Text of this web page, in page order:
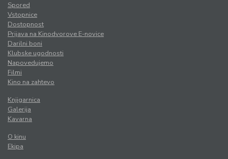
Spored
Vstopnice
Dostopnost
Prijava na Kinodvorove E-novice
Darilni boni
Klubske ugodnosti
Napovedujemo
Filmi
Kino na zahtevo
Knjigarnica
Galerija
Kavarna
O kinu
Ekipa